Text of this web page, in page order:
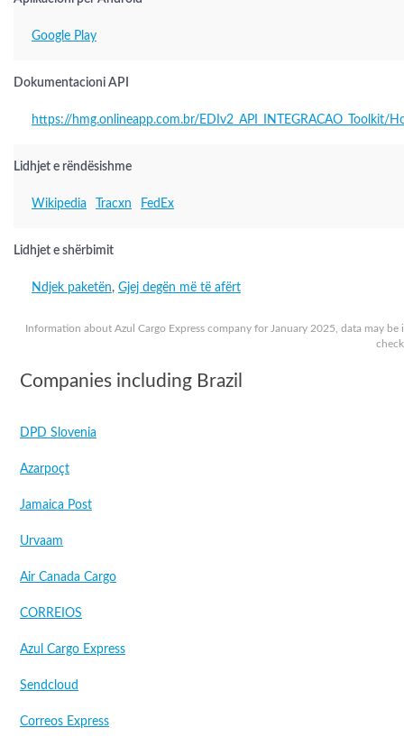
Information about Azul Cargo Express company for January 2025, data may be
Google Play
Dokumentacioni API
https://hmg.onlineapp.com.br/EDIv2_API_INTEGRACAO_Toolkit/
Lidhjet e rëndësishme
Wikipedia Tracxn FedEx
Lidhjet e shërbimit
Ndjek paketën, Gjej degën më të afërt
Companies including Brazil
DPD Slovenia
Azarpoçt
Jamaica Post
Urvaam
Air Canada Cargo
CORREIOS
Azul Cargo Express
Sendcloud
Correos Express